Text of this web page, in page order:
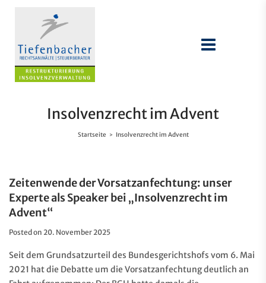
Insolvenzrecht im Advent
Startseite > Insolvenzrecht im Advent
Zeitenwende der Vorsatzanfechtung: unser
Experte als Speaker bei „Insolvenzrecht im
Advent“
Posted on 20. November 2025
Seit dem Grundsatzurteil des Bundesgerichtshofs vom 6. Mai
2021 hat die Debatte um die Vorsatzanfechtung deutlich an